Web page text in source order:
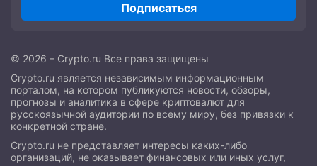
Подписаться
© 2026 – Crypto.ru Все права защищены
Crypto.ru является независимым информационным
порталом, на котором публикуются новости, обзоры,
прогнозы и аналитика в сфере криптовалют для
русскоязычной аудитории по всему миру, без привязки к
конкретной стране.
Crypto.ru не представляет интересы каких-либо
организаций, не оказывает финансовых или иных услуг,